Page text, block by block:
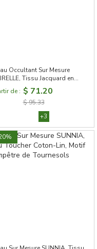
Occultant Sur Mesure
Tissu Jacquard en
Motif de Branches et
de : $ 71.20
$ 95.33
+3